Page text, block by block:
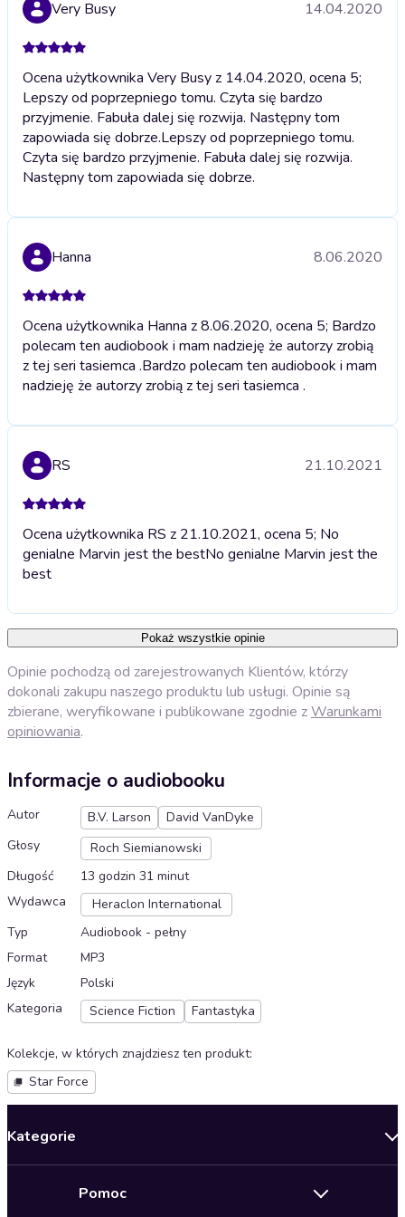
Very Busy 14.04.2020
Ocena użytkownika Very Busy z 14.04.2020, ocena 5;
Lepszy od poprzepniego tomu. Czyta się bardzo
przyjmenie. Fabuła dalej się rozwija. Następny tom
zapowiada się dobrze.Lepszy od poprzepniego tomu.
Czyta się bardzo przyjmenie. Fabuła dalej się rozwija.
Następny tom zapowiada się dobrze.
Hanna 8.06.2020
Ocena użytkownika Hanna z 8.06.2020, ocena 5; Bardzo
polecam ten audiobook i mam nadzieję że autorzy zrobią
z tej seri tasiemca .Bardzo polecam ten audiobook i mam
nadzieję że autorzy zrobią z tej seri tasiemca .
RS 21.10.2021
Ocena użytkownika RS z 21.10.2021, ocena 5; No
genialne Marvin jest the bestNo genialne Marvin jest the
best
Pokaż wszystkie opinie
Opinie pochodzą od zarejestrowanych Klientów, którzy
dokonali zakupu naszego produktu lub usługi. Opinie są
zbierane, weryfikowane i publikowane zgodnie zWarunkami
opiniowania.
Informacje o audiobooku
Autor B.V. Larson
David VanDyke
Głosy
Roch Siemianowski
Długość
13 godzin 31 minut
Wydawca
Heraclon International
Typ
Audiobook - pełny
Format
MP3
Język
Polski
Kategoria
Science Fiction Fantastyka
Kolekcje, w których znajdziesz ten produkt:
Star Force
Kategorie
Pomoc